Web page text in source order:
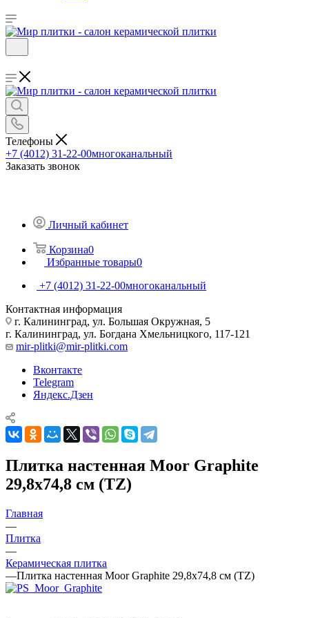
Телефоны
+7 (4012) 31-22-00многоканальный
Заказать звонок
Личный кабинет
Корзина0
Избранные товары0
+7 (4012) 31-22-00многоканальный
Контактная информация
г. Калининград, ул. Большая Окружная, 5
г. Калининград, ул. Богдана Хмельницкого, 117-121
mir-plitki@mir-plitki.com
Вконтакте
Telegram
Яндекс.Дзен
Плитка настенная Moor Graphite
29,8x74,8 см (TZ)
Главная
—
Плитка
—
Керамическая плитка
—Плитка настенная Moor Graphite 29,8x74,8 см (TZ)